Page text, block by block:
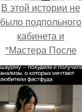
В этой истории не
было подпольного
кабинета и
"Мастера После
Двухнедельных
Курсов".